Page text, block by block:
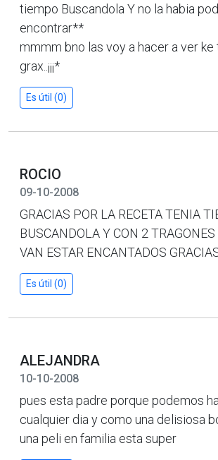
tiempo Buscandola Y no la habia
encontrar**
mmmm bno las voy a hacer a ver ke
grax..¡¡¡*
Es útil (0)
ROCIO
09-10-2008
GRACIAS POR LA RECETA TENIA
BUSCANDOLA Y CON 2 TRAGONES
VAN ESTAR ENCANTADOS
Es útil (0)
ALEJANDRA
10-10-2008
pues esta padre porque podemos
cualquier dia y como una delisiosa
una peli en familia esta super